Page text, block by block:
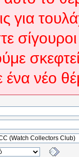
για
ένα νέο